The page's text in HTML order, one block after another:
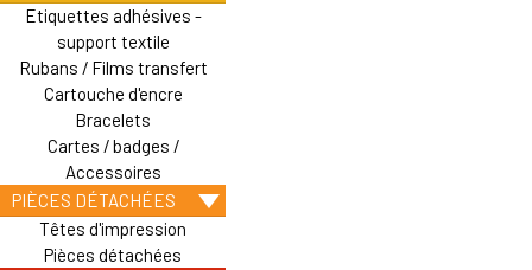
Etiquettes adhésives -
support textile
Rubans / Films transfert
Cartouche d'encre
Bracelets
Cartes / badges /
Accessoires
PIÈCES DÉTACHÉES
Têtes d'impression
Pièces détachées